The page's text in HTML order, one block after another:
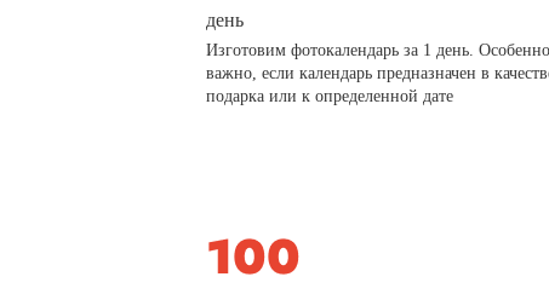
день
Изготовим фотокалендарь за 1 день. Особенно
важно, если календарь предназначен в
подарка или к определенной дате